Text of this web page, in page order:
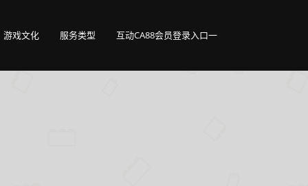
游戏文化 服务类型 互动CA88会员登录入口一